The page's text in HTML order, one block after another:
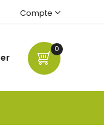
Compte
0